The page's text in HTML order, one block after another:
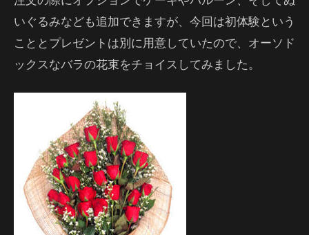
いぐるみなども追加できますが、今回は初体験という
こととプレゼントは別に用意していたので、オーソド
ックスなバラの花束をチョイスしてみました。